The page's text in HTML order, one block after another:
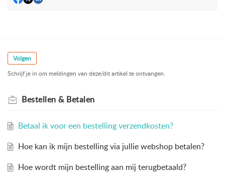
Volgen
Schrijf je in om meldingen van deze/dit artikel te ontvangen.
Bestellen & Betalen
Betaal ik voor een bestelling verzendkosten?
Hoe kan ik mijn bestelling via jullie webshop betalen?
Hoe wordt mijn bestelling aan mij terugbetaald?